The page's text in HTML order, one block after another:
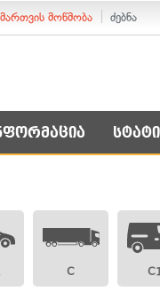
მართვის მოწმობა ძებნა
C